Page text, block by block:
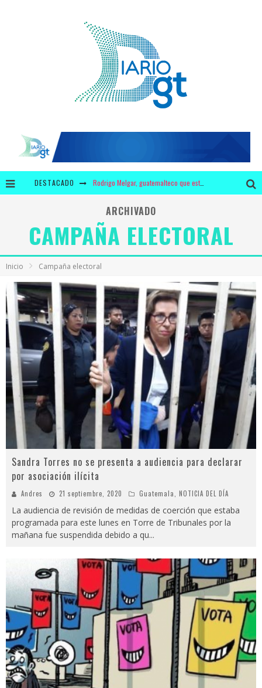
DESTACADO Rodrigo Melgar, guatemalteco que está entre los mejores 10 del mundo en jaripeo
Krusty y Adidas ofrecerán a los fans unos zapatos con diseño único
¿Por qué tiene mayor significado la campaña de "We Remember" en época de pandemia?
¿Colegios obligarán a alumnos a utilizar uniforme en clases virtuales? Esto dice el Mineduc
Luz María y el extraño caso que indigna a los guatemaltecos
Reconocida actriz denuncia a Marilyn Manson por abuso sexual y psicológico
ARCHIVADO
CAMPAÑA ELECTORAL
Inicio Campaña electoral
Sandra Torres no se presenta a audiencia para declarar
por asociación ilícita
Andres 21 septiembre, 2020 Guatemala, NOTICIA DEL DÍA
La audiencia de revisión de medidas de coerción que estaba
programada para este lunes en Torre de Tribunales por la
mañana fue suspendida debido a qu...